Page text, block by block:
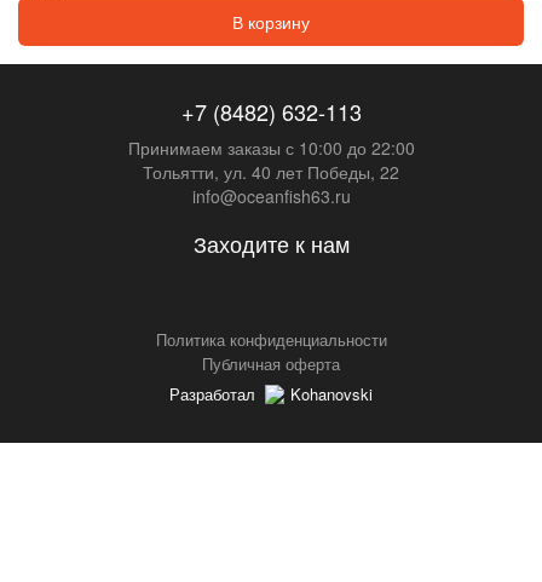
В корзину
+7 (8482) 632-113
Принимаем заказы с 10:00 до 22:00
Тольятти, ул. 40 лет Победы, 22
info@oceanfish63.ru
Заходите к нам
Политика конфиденциальности
Публичная оферта
Разработал
Kohanovski